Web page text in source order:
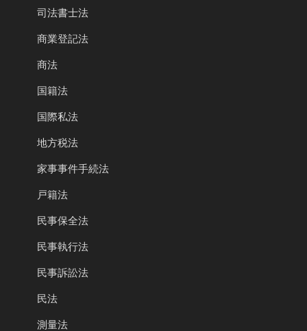
司法書士法
商業登記法
商法
国籍法
国際私法
地方税法
家事事件手続法
戸籍法
民事保全法
民事執行法
民事訴訟法
民法
測量法